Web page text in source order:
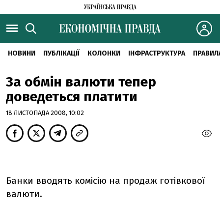
НОВИНИ ПУБЛІКАЦІЇ КОЛОНКИ ІНФРАСТРУКТУРА
За обмін валюти тепер
доведеться платити
18 ЛИСТОПАДА 2008, 10:02
Банки вводять комісію на продаж готівкової
валюти.